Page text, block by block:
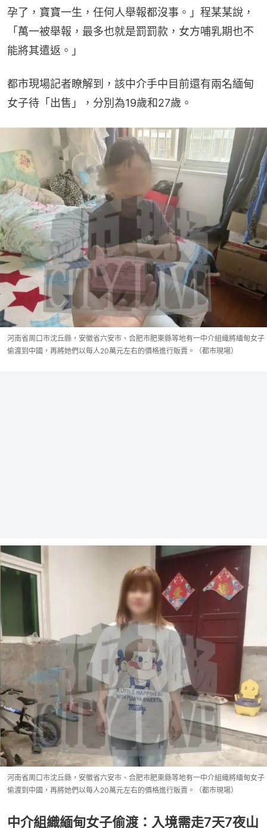
孕了，寶寶一生，任何人舉報都沒事。」程某某說，
「萬一被舉報，最多也就是罰罰款，女方哺乳期也不
能將其遣返。」
都市現場記者瞭解到，該中介手中目前還有兩名緬甸
女子待「出售」，分別為19歲和27歲。
河南省周口市沈丘縣，安徽省六安市、合肥市肥東縣等地有一中介組織將緬甸女子
偷渡到中國，再將她們以每人20萬元左右的價格進行販賣。（都市現場）
河南省周口市沈丘縣，安徽省六安市、合肥市肥東縣等地有一中介組織將緬甸女子
偷渡到中國，再將她們以每人20萬元左右的價格進行販賣。（都市現場）
中介組織緬甸女子偷渡：入境需走7天7夜山